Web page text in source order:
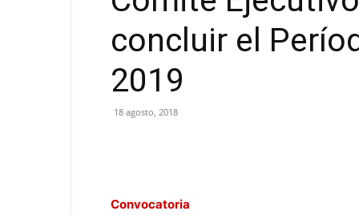
concluir el
2019
18 agosto, 2018
Convocatoria